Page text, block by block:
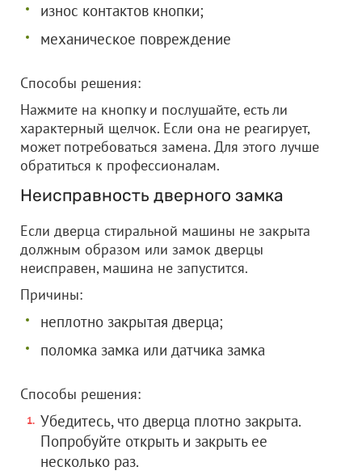
износ контактов кнопки;
механическое повреждение
Способы решения:
Нажмите на кнопку и послушайте, есть ли
характерный щелчок. Если она не реагирует,
может потребоваться замена. Для этого лучше
обратиться к профессионалам.
Неисправность дверного замка
Если дверца стиральной машины не закрыта
должным образом или замок дверцы
неисправен, машина не запустится.
Причины:
неплотно закрытая дверца;
поломка замка или датчика замка
Способы решения:
Убедитесь, что дверца плотно закрыта.
Попробуйте открыть и закрыть ее
несколько раз.